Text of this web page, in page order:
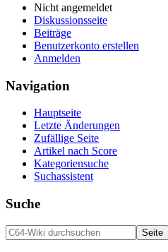
Nicht angemeldet
Diskussionsseite
Beiträge
Benutzerkonto erstellen
Anmelden
Navigation
Hauptseite
Letzte Änderungen
Zufällige Seite
Artikel nach Score
Kategoriensuche
Suchassistent
Suche